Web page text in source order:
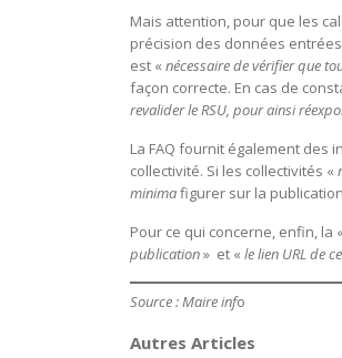
Mais attention, pour que les
précision des données entrées
est « nécessaire de vérifier que
façon correcte. En cas de
revalider le RSU, pour ainsi
La FAQ fournit également des
collectivité. Si les collectivités «
minimafigurer sur la
Pour ce qui concerne, enfin,
publication» et « le lien URL de
Source : Maire info
Autres Articles